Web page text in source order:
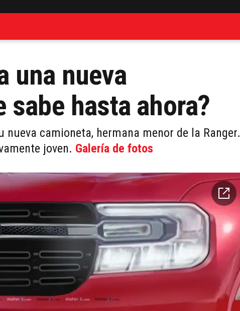
una nueva
hasta ahora?
camioneta, hermana menor de la Ranger.
joven. Galería de fotos